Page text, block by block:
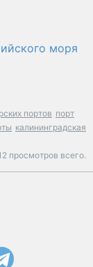
моря
портов порт
калининградская
просмотров всего.